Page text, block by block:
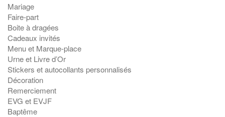
Mariage
Faire-part
Boite à dragées
Cadeaux invités
Menu et Marque-place
Urne et Livre d’Or
Stickers et autocollants personnalisés
Décoration
Remerciement
EVG et EVJF
Baptême